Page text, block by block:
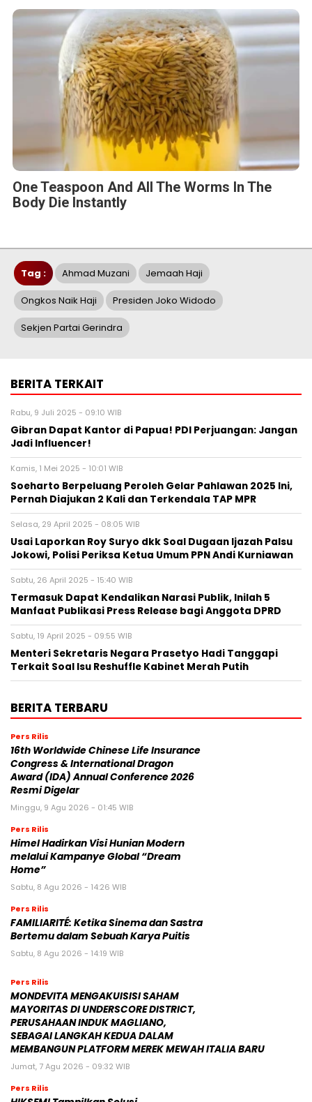
One Teaspoon And All The Worms In The
Body Die Instantly
Tag : Ahmad Muzani Jemaah Haji
Ongkos Naik Haji Presiden Joko Widodo
Sekjen Partai Gerindra
BERITA TERKAIT
Rabu, 9 Juli 2025 - 09:10 WIB
Gibran Dapat Kantor di Papua! PDI Perjuangan: Jangan
Jadi Influencer!
Kamis, 1 Mei 2025 - 10:01 WIB
Soeharto Berpeluang Peroleh Gelar Pahlawan 2025 Ini,
Pernah Diajukan 2 Kali dan Terkendala TAP MPR
Selasa, 29 April 2025 - 08:05 WIB
Usai Laporkan Roy Suryo dkk Soal Dugaan Ijazah Palsu
Jokowi, Polisi Periksa Ketua Umum PPN Andi Kurniawan
Sabtu, 26 April 2025 - 15:40 WIB
Termasuk Dapat Kendalikan Narasi Publik, Inilah 5
Manfaat Publikasi Press Release bagi Anggota DPRD
Sabtu, 19 April 2025 - 09:55 WIB
Menteri Sekretaris Negara Prasetyo Hadi Tanggapi
Terkait Soal Isu Reshuffle Kabinet Merah Putih
BERITA TERBARU
Pers Rilis
16th Worldwide Chinese Life Insurance
Congress & International Dragon
Award (IDA) Annual Conference 2026
Resmi Digelar
Minggu, 9 Agu 2026 - 01:45 WIB
Pers Rilis
Himel Hadirkan Visi Hunian Modern
melalui Kampanye Global “Dream
Home”
Sabtu, 8 Agu 2026 - 14:26 WIB
Pers Rilis
FAMILIARITÉ: Ketika Sinema dan Sastra
Bertemu dalam Sebuah Karya Puitis
Sabtu, 8 Agu 2026 - 14:19 WIB
Pers Rilis
MONDEVITA MENGAKUISISI SAHAM
MAYORITAS DI UNDERSCORE DISTRICT,
PERUSAHAAN INDUK MAGLIANO,
SEBAGAI LANGKAH KEDUA DALAM
MEMBANGUN PLATFORM MEREK MEWAH ITALIA BARU
Jumat, 7 Agu 2026 - 09:32 WIB
Pers Rilis